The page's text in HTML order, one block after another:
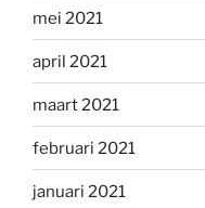
mei 2021
april 2021
maart 2021
februari 2021
januari 2021